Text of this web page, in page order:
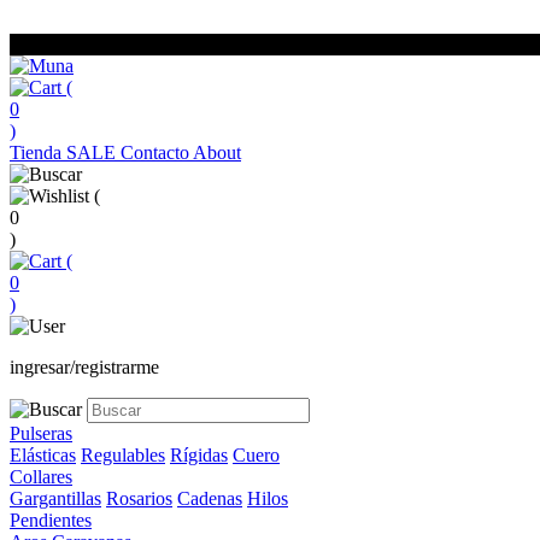
(
0
)
Tienda SALE Contacto About
(
0
)
(
0
)
ingresar/registrarme
Pulseras
Elásticas Regulables Rígidas Cuero
Collares
Gargantillas Rosarios Cadenas Hilos
Pendientes